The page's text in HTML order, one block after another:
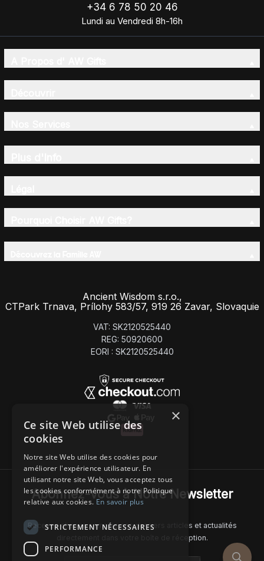
+34 6 78 50 20 46
Lundi au Vendredi 8h-16h
Ancient Wisdom s.r.o.,
CTPark Trnava, Prílohy 583/57, 919 26 Zavar, Slovaquie
VAT: SK2120525440
REG: 50920600
EORI : SK2120525440
Abonnez-Vous à Notre Newsletter
Recevez chaque semaine nos derniers articles et actualités
directement dans votre boîte de réception.
×
Ce site Web utilise des
cookies
Notre site Web utilise des cookies pour
améliorer l'expérience utilisateur. En
utilisant notre site Web, vous acceptez tous
les cookies conformément à notre Politique
relative aux cookies.En savoir plus
STRICTEMENT NÉCESSAIRES
PERFORMANCE